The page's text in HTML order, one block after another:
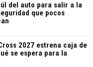
del auto para salir a la
que pocos
2027 estrena caja de
se espera para la